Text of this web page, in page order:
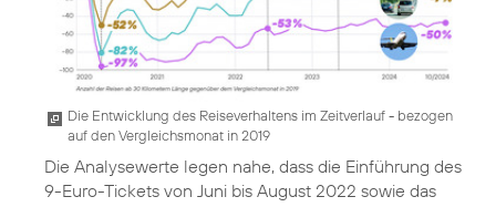
Die Entwicklung des Reiseverhaltens im Zeitverlauf - bezogen
auf den Vergleichsmonat in 2019
Die Analysewerte legen nahe, dass die Einführung des
9-Euro-Tickets von Juni bis August 2022 sowie das